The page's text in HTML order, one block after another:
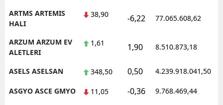
ARTMS ARTEMIS
HALI
38,90 -6,22 77.065.608,62
ARZUM ARZUM EV
ALETLERI
1,61 1,90 8.510.873,18
ASELS ASELSAN 348,50 0,50 4.239.918.041,50
ASGYO ASCE GMYO 11,05 -0,36 9.768.469,44